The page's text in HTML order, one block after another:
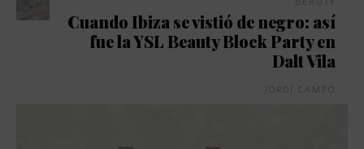
Cuando Ibiza se vistió de negro: así
fue la YSL Beauty Block Party en
Dalt Vila
JORDI CAMPO